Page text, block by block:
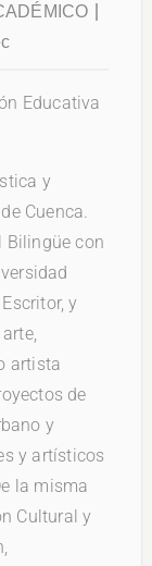
Educativa
y
Cuenca.
Bilingüe con
y
artista
de
y
y artísticos
la misma
Cultural y